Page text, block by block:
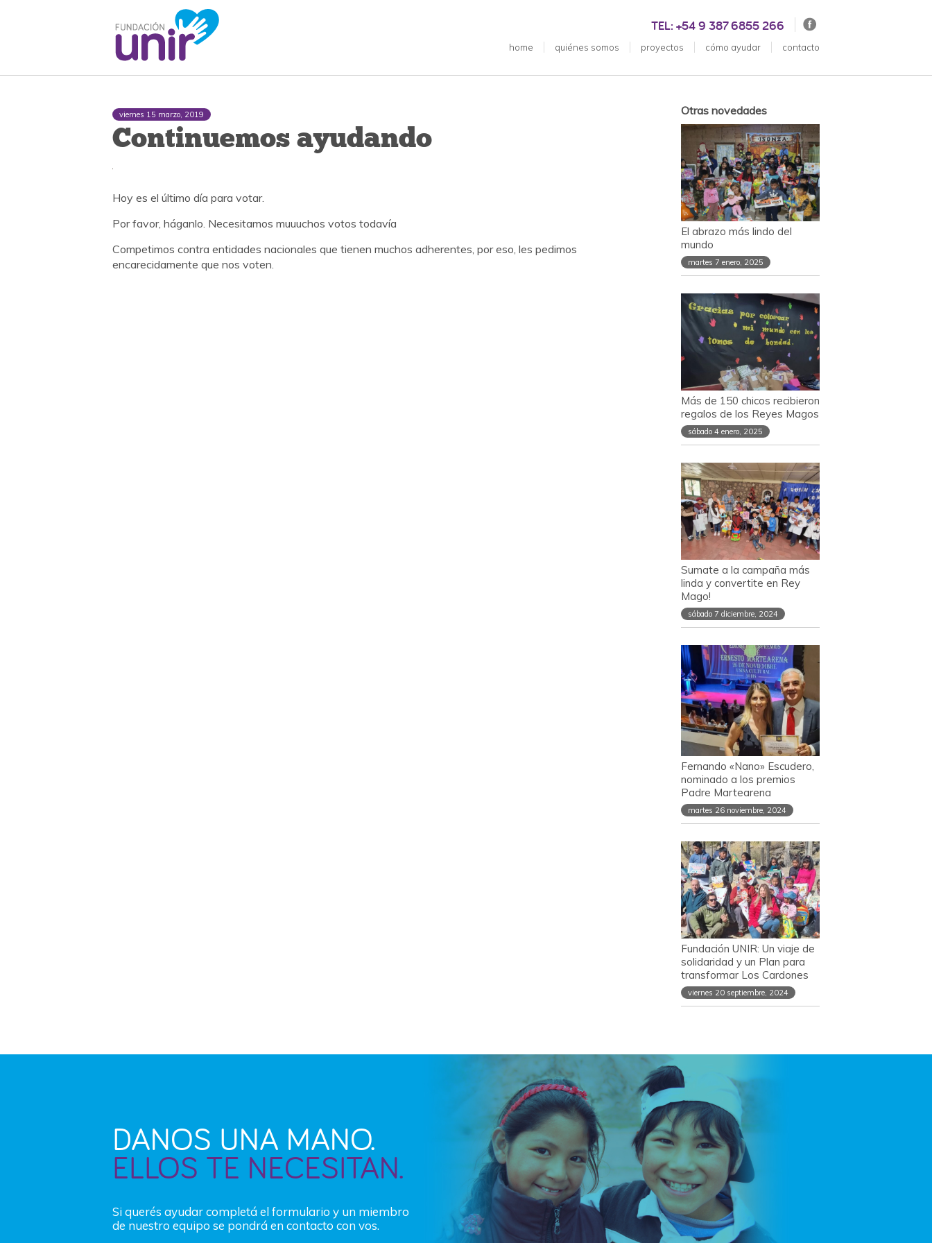
TEL: +54 9 387 6855 266
home quiénes somos proyectos cómo ayudar contacto
viernes 15 marzo, 2019
Continuemos ayudando
Hoy es el último día para votar.
Por favor, háganlo. Necesitamos muuuchos votos todavía
Competimos contra entidades nacionales que tienen muchos adherentes, por eso, les pedimos
encarecidamente que nos voten.
Otras novedades
El abrazo más lindo del
mundo
martes 7 enero, 2025
Más de 150 chicos recibieron
regalos de los Reyes Magos
sábado 4 enero, 2025
Sumate a la campaña más
linda y convertite en Rey
Mago!
sábado 7 diciembre, 2024
Fernando «Nano» Escudero,
nominado a los premios
Padre Martearena
martes 26 noviembre, 2024
Fundación UNIR: Un viaje de
solidaridad y un Plan para
transformar Los Cardones
viernes 20 septiembre, 2024
DANOS UNA MANO.
ELLOS TE NECESITAN.
Si querés ayudar completá el formulario y un miembro
de nuestro equipo se pondrá en contacto con vos.